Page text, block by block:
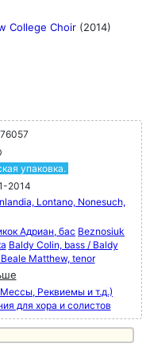
College Choir (2014)
упаковка.
2014
Lontano, Nonesuch,
Адриан, бас Beznosiuk
Baldy Colin, bass / Baldy
Matthew, tenor
Реквиемы и т.д.)
для хора и солистов